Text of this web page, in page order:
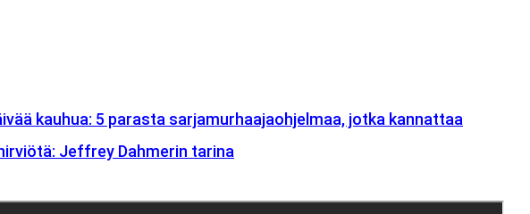
kauhua: 5 parasta sarjamurhaajaohjelmaa, jotka kannattaa
Jeffrey Dahmerin tarina